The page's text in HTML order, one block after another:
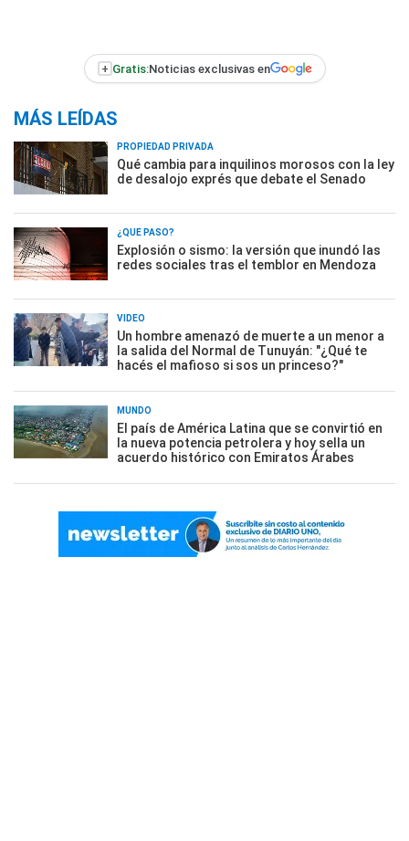
+ Gratis:Noticias exclusivas en
MÁS LEÍDAS
PROPIEDAD PRIVADA
Qué cambia para inquilinos morosos con la ley
de desalojo exprés que debate el Senado
¿QUÉ PASÓ?
Explosión o sismo: la versión que inundó las
redes sociales tras el temblor en Mendoza
VIDEO
Un hombre amenazó de muerte a un menor a
la salida del Normal de Tunuyán: "¿Qué te
hacés el mafioso si sos un princeso?"
MUNDO
El país de América Latina que se convirtió en
la nueva potencia petrolera y hoy sella un
acuerdo histórico con Emiratos Árabes